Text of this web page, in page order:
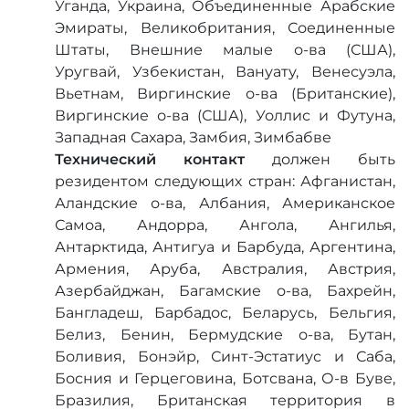
Уганда, Украина, Объединенные Арабские
Эмираты, Великобритания, Соединенные
Штаты, Внешние малые о-ва (США),
Уругвай, Узбекистан, Вануату, Венесуэла,
Вьетнам, Виргинские о-ва (Британские),
Виргинские о-ва (США), Уоллис и Футуна,
Западная Сахара, Замбия, Зимбабве
Технический контактдолжен быть
резидентом следующих стран: Афганистан,
Аландские о-ва, Албания, Американское
Самоа, Андорра, Ангола, Ангилья,
Антарктида, Антигуа и Барбуда, Аргентина,
Армения, Аруба, Австралия, Австрия,
Азербайджан, Багамские о-ва, Бахрейн,
Бангладеш, Барбадос, Беларусь, Бельгия,
Белиз, Бенин, Бермудские о-ва, Бутан,
Боливия, Бонэйр, Синт-Эстатиус и Саба,
Босния и Герцеговина, Ботсвана, О-в Буве,
Бразилия, Британская территория в